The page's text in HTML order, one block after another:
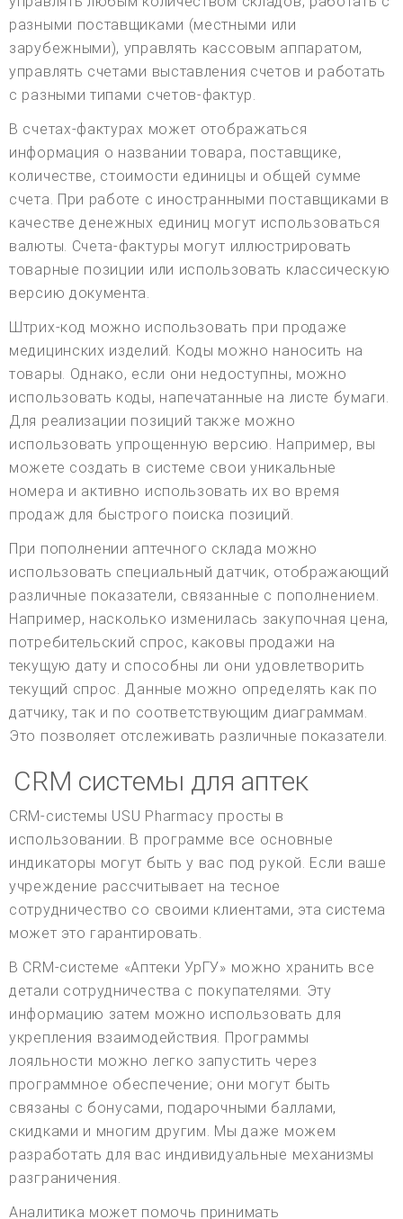
разными поставщиками (местными или
зарубежными), управлять кассовым аппаратом,
управлять счетами выставления счетов и работать
с разными типами счетов-фактур.
В счетах-фактурах может отображаться
информация о названии товара, поставщике,
количестве, стоимости единицы и общей сумме
счета. При работе с иностранными поставщиками в
качестве денежных единиц могут использоваться
валюты. Счета-фактуры могут иллюстрировать
товарные позиции или использовать классическую
версию документа.
Штрих-код можно использовать при продаже
медицинских изделий. Коды можно наносить на
товары. Однако, если они недоступны, можно
использовать коды, напечатанные на листе бумаги.
Для реализации позиций также можно
использовать упрощенную версию. Например, вы
можете создать в системе свои уникальные
номера и активно использовать их во время
продаж для быстрого поиска позиций.
При пополнении аптечного склада можно
использовать специальный датчик, отображающий
различные показатели, связанные с пополнением.
Например, насколько изменилась закупочная цена,
потребительский спрос, каковы продажи на
текущую дату и способны ли они удовлетворить
текущий спрос. Данные можно определять как по
датчику, так и по соответствующим диаграммам.
Это позволяет отслеживать различные показатели.
CRM системы для аптек
CRM-системы USU Pharmacy просты в
использовании. В программе все основные
индикаторы могут быть у вас под рукой. Если ваше
учреждение рассчитывает на тесное
сотрудничество со своими клиентами, эта система
может это гарантировать.
В CRM-системе «Аптеки УрГУ» можно хранить все
детали сотрудничества с покупателями. Эту
информацию затем можно использовать для
укрепления взаимодействия. Программы
лояльности можно легко запустить через
программное обеспечение; они могут быть
связаны с бонусами, подарочными баллами,
скидками и многим другим. Мы даже можем
разработать для вас индивидуальные механизмы
разграничения.
Аналитика может помочь принимать